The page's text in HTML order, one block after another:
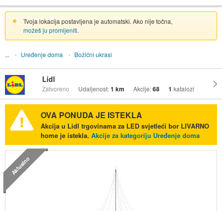
Tvoja lokacija postavljena je automatski. Ako nije točna,
možeš ju promijeniti.
Uređenje doma Božićni ukrasi
Lidl
Zatvoreno Udaljenost:1 km Akcije:68 1 katalozi
OVA PONUDA JE ISTEKLA
Akcija u Lidl trgovinama za LED svjetleći bor LIVARNO
home je istekla. Akcije za kategoriju Uređenje doma
Aktualno